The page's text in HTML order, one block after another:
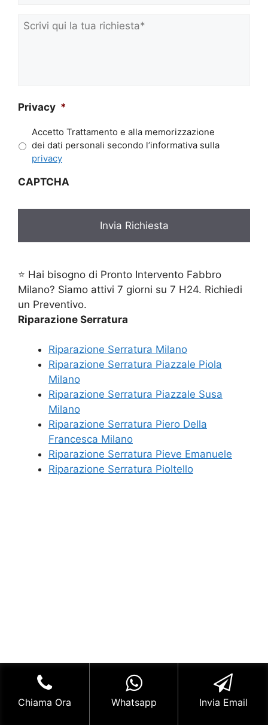
m
Scrivi
qui
Privacy *
Accetto Trattamento e alla memorizzazione
dei dati personali secondo l’informativa sulla
privacy
CAPTCHA
⭐ Hai bisogno di Pronto Intervento Fabbro
Milano? Siamo attivi 7 giorni su 7 H24. Richiedi
un Preventivo.
Riparazione Serratura
Riparazione Serratura Milano
Riparazione Serratura Piazzale Piola
Milano
Riparazione Serratura Piazzale Susa
Milano
Riparazione Serratura Piero Della
Francesca Milano
Riparazione Serratura Pieve Emanuele
Riparazione Serratura Pioltello
Chiama Ora Whatsapp Invia Email